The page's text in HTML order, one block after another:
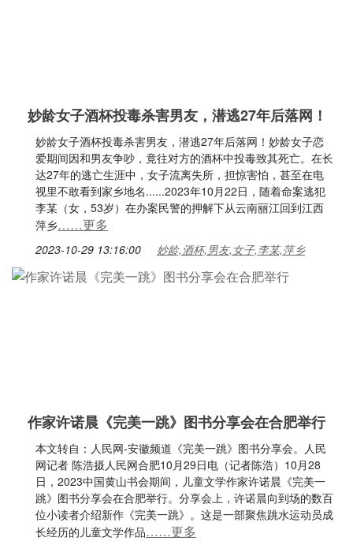
妙龄女子酒杯投毒杀害男友，潜逃27年后落网！
妙龄女子酒杯投毒杀害男友，潜逃27年后落网！妙龄女子恋
爱期间因和男友争吵，竟往对方的酒杯中投毒致其死亡。在长
达27年的逃亡生涯中，女子流离失所，担惊害怕，甚至在电
视里不敢看到家乡地名......2023年10月22日，随着命案逃犯
李某（女，53岁）在办案民警的押解下从云南丽江回到江西
萍乡……更多
2023-10-29 13:16:00 妙龄,酒杯,男友,女子,李某,萍乡
作家许诺晨《完美一跳》图书分享会在合肥举行
本文转自：人民网-安徽频道《完美一跳》图书分享会。人民
网记者 陈浩摄人民网合肥10月29日电（记者陈浩）10月28
日，2023中国黄山书会期间，儿童文学作家许诺晨《完美一
跳》图书分享会在合肥举行。分享会上，许诺晨向到场的数百
位小读者介绍新作《完美一跳》。这是一部聚焦跳水运动员成
长经历的儿童文学作品……更多